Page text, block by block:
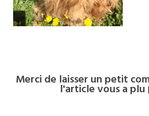
Merci de laisser un petit
l'article vous a plu